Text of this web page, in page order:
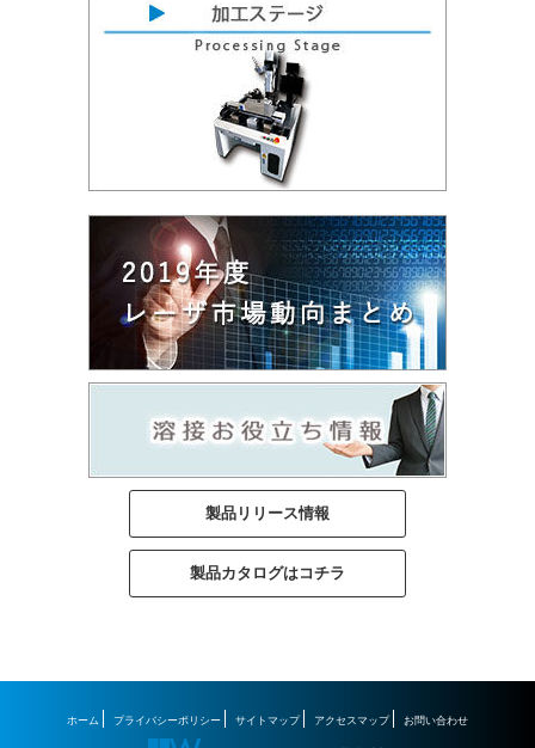
製品リリース情報
製品カタログはコチラ
ホーム プライバシーポリシー サイトマップ アクセスマップ お問い合わせ